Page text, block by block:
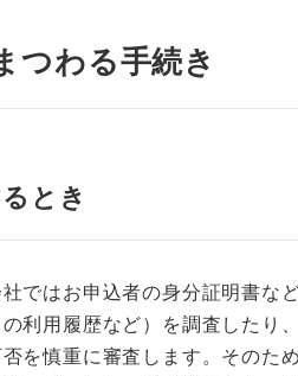
つわる手続き
とき
ではお申込者の身分証明書な
利用履歴など）を調査したり
を慎重に審査します。そのた